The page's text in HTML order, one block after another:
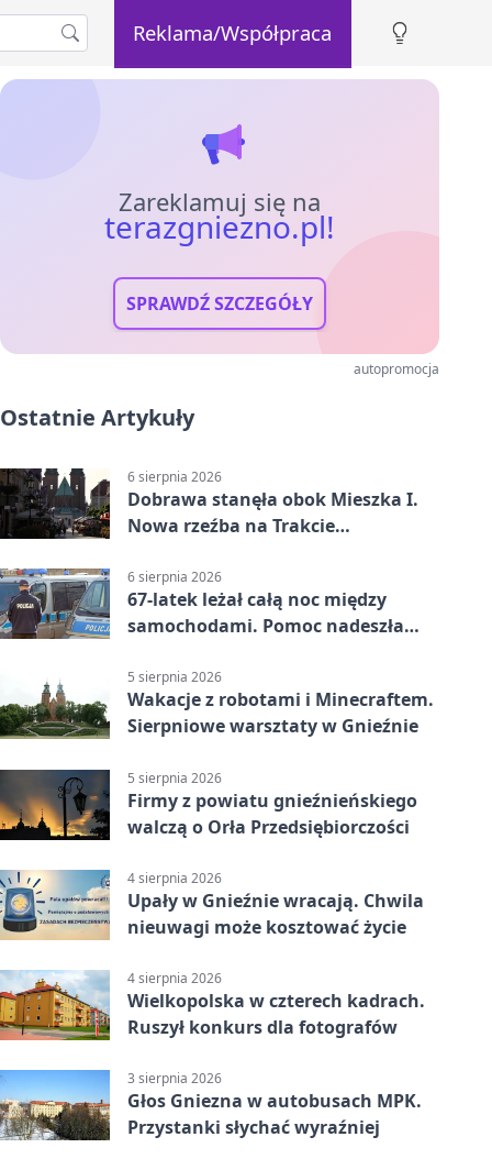
Reklama/Współpraca
Zareklamuj się na
terazgniezno.pl!
SPRAWDŹ SZCZEGÓŁY
autopromocja
Ostatnie Artykuły
6 sierpnia 2026
Dobrawa stanęła obok Mieszka I.
Nowa rzeźba na Trakcie
6 sierpnia 2026
67-latek leżał całą noc między
samochodami. Pomoc nadeszła
5 sierpnia 2026
Wakacje z robotami i Minecraftem.
Sierpniowe warsztaty w Gnieźnie
5 sierpnia 2026
Firmy z powiatu gnieźnieńskiego
walczą o Orła Przedsiębiorczości
4 sierpnia 2026
Upały w Gnieźnie wracają. Chwila
nieuwagi może kosztować życie
4 sierpnia 2026
Wielkopolska w czterech kadrach.
Ruszył konkurs dla fotografów
3 sierpnia 2026
Głos Gniezna w autobusach MPK.
Przystanki słychać wyraźniej